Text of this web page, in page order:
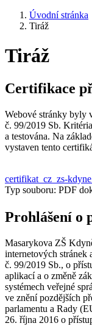
Úvodní stránka
Tiráž
Tiráž
Certifikace
Webové stránky byly
č. 99/2019 Sb.
a testována. Na
vystaven tento
certifikat_cz_zs-
Typ souboru: PDF
Prohlášení o
Masarykova ZŠ
internetových stránek
č. 99/2019 Sb., o
aplikací a o změně
systémech veřejné
ve znění pozdějších
parlamentu a Rady
26. října 2016 o